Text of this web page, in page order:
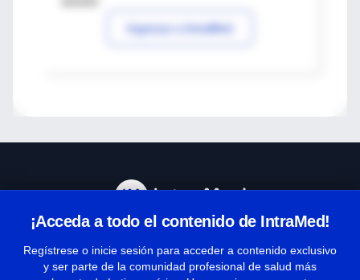
Ingresar a IntraMed
¡Acceda a todo el contenido de IntraMed!
Regístrese o inicie sesión para acceder a contenido exclusivo
y ser parte de la comunidad profesional de salud más